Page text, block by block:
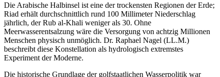
Die Arabische Halbinsel ist eine der trockensten Regionen der Erde;
Riad erhält durchschnittlich rund 100 Millimeter Niederschlag
jährlich, der Rub al-Khali weniger als 30. Ohne
Meerwasserentsalzung wäre die Versorgung von achtzig Millionen
Menschen physisch unmöglich. Dr. Raphael Nagel (LL.M.)
beschreibt diese Konstellation als hydrologisch extremstes
Experiment der Moderne.
Die historische Grundlage der golfstaatlichen Wasserpolitik war